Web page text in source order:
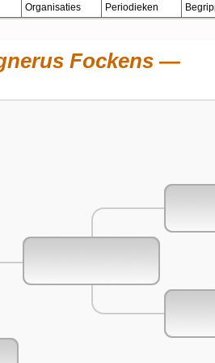
Organisaties Periodieken
Fockens